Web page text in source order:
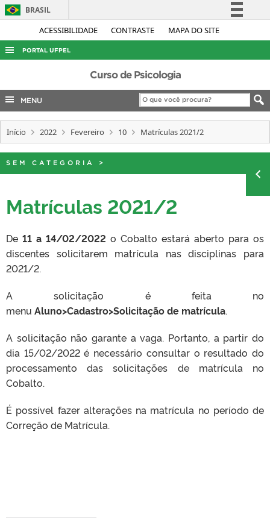
ACESSIBILIDADE CONTRASTE MAPA DO SITE
BRASIL
Simplifique!
Acesso à informação
Legislação
Canais
PORTAL UFPEL
ACESSO À INFORMAÇÃO
AUDITORIA
COBALTO
CONCURSOS
EDITAIS
INTERNACIONAL
PORTARIAS
TELEFONES
Curso de Psicologia
MENU
Início 2022 Fevereiro 10 Matrículas 2021/2
SEM CATEGORIA >
Matrículas 2021/2
De 11 a 14/02/2022 o Cobalto estará aberto para os
discentes solicitarem matrícula nas disciplinas para
2021/2.
A solicitação é feita no
menu Aluno>Cadastro>Solicitação de matrícula.
A solicitação não garante a vaga. Portanto, a partir do
dia 15/02/2022 é necessário consultar o resultado do
processamento das solicitações de matrícula no
Cobalto.
É possível fazer alterações na matrícula no período de
Correção de Matrícula.